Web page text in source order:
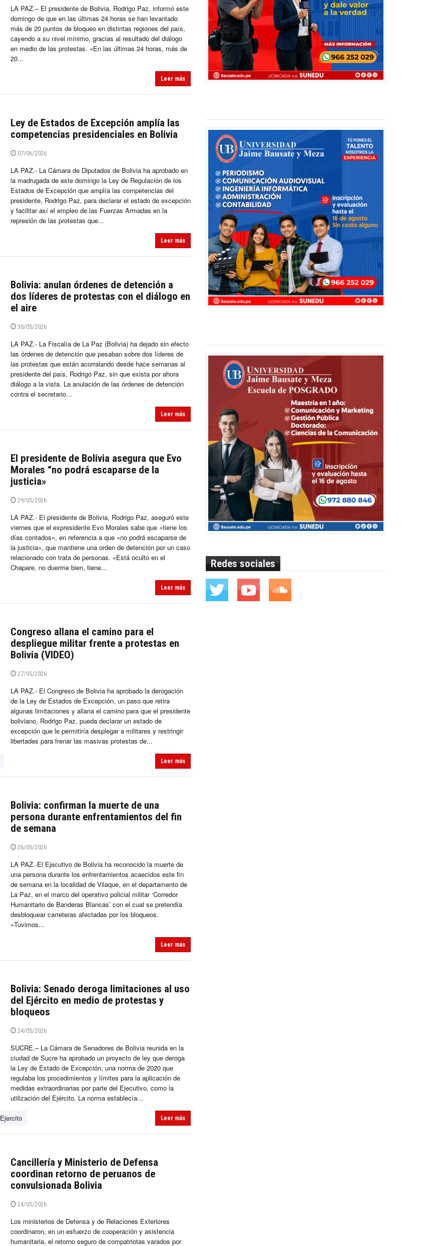
LA PAZ.– El presidente de Bolivia, Rodrigo Paz, informó este
domingo de que en las últimas 24 horas se han levantado
más de 20 puntos de bloqueo en distintas regiones del país,
cayendo a su nivel mínimo, gracias al resultado del diálogo
en medio de las protestas. «En las últimas 24 horas, más de
20...
Leer más
Ley de Estados de Excepción amplía las
competencias presidenciales en Bolivia
07/06/2026
LA PAZ.- La Cámara de Diputados de Bolivia ha aprobado en
la madrugada de este domingo la Ley de Regulación de los
Estados de Excepción que amplía las competencias del
presidente, Rodrigo Paz, para declarar el estado de excepción
y facilitar así el empleo de las Fuerzas Armadas en la
represión de las protestas que...
Leer más
Bolivia: anulan órdenes de detención a
dos líderes de protestas con el diálogo en
el aire
30/05/2026
LA PAZ.- La Fiscalía de La Paz (Bolivia) ha dejado sin efecto
las órdenes de detención que pesaban sobre dos líderes de
las protestas que están acorralando desde hace semanas al
presidente del país, Rodrigo Paz, sin que exista por ahora
diálogo a la vista. La anulación de las órdenes de detención
contra el secretario...
Leer más
El presidente de Bolivia asegura que Evo
Morales “no podrá escaparse de la
justicia»
29/05/2026
LA PAZ.- El presidente de Bolivia, Rodrigo Paz, aseguró este
viernes que el expresidente Evo Morales sabe que «tiene los
días contados», en referencia a que «no podrá escaparse de
la justicia», que mantiene una orden de detención por un caso
relacionado con trata de personas. «Está oculto en el
Chapare, no duerme bien, tiene...
Leer más
Congreso allana el camino para el
despliegue militar frente a protestas en
Bolivia (VIDEO)
27/05/2026
LA PAZ.- El Congreso de Bolivia ha aprobado la derogación
de la Ley de Estados de Excepción, un paso que retira
algunas limitaciones y allana el camino para que el presidente
boliviano, Rodrigo Paz, pueda declarar un estado de
excepción que le permitiría desplegar a militares y restringir
libertades para frenar las masivas protestas de...
Leer más
Bolivia: confirman la muerte de una
persona durante enfrentamientos del fin
de semana
26/05/2026
LA PAZ.-El Ejecutivo de Bolivia ha reconocido la muerte de
una persona durante los enfrentamientos acaecidos este fin
de semana en la localidad de Vilaque, en el departamento de
La Paz, en el marco del operativo policial militar ‘Corredor
Humanitario de Banderas Blancas’ con el cual se pretendía
desbloquear carreteras afectadas por los bloqueos.
«Tuvimos...
Leer más
Bolivia: Senado deroga limitaciones al uso
del Ejército en medio de protestas y
bloqueos
24/05/2026
SUCRE.– La Cámara de Senadores de Bolivia reunida en la
ciudad de Sucre ha aprobado un proyecto de ley que deroga
la Ley de Estado de Excepción, una norma de 2020 que
regulaba los procedimientos y límites para la aplicación de
medidas extraordinarias por parte del Ejecutivo, como la
utilización del Ejército. La norma establecía...
Ejercito Leer más
Cancillería y Ministerio de Defensa
coordinan retorno de peruanos de
convulsionada Bolivia
24/05/2026
Los ministerios de Defensa y de Relaciones Exteriores
coordinaron, en un esfuerzo de cooperación y asistencia
humanitaria, el retorno seguro de compatriotas varados por
Redes sociales